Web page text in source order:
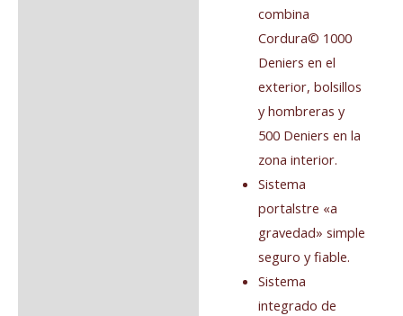
combina
Cordura© 1000
Deniers en el
exterior, bolsillos
y hombreras y
500 Deniers en la
zona interior.
Sistema
portalstre «a
gravedad» simple
seguro y fiable.
Sistema
integrado de